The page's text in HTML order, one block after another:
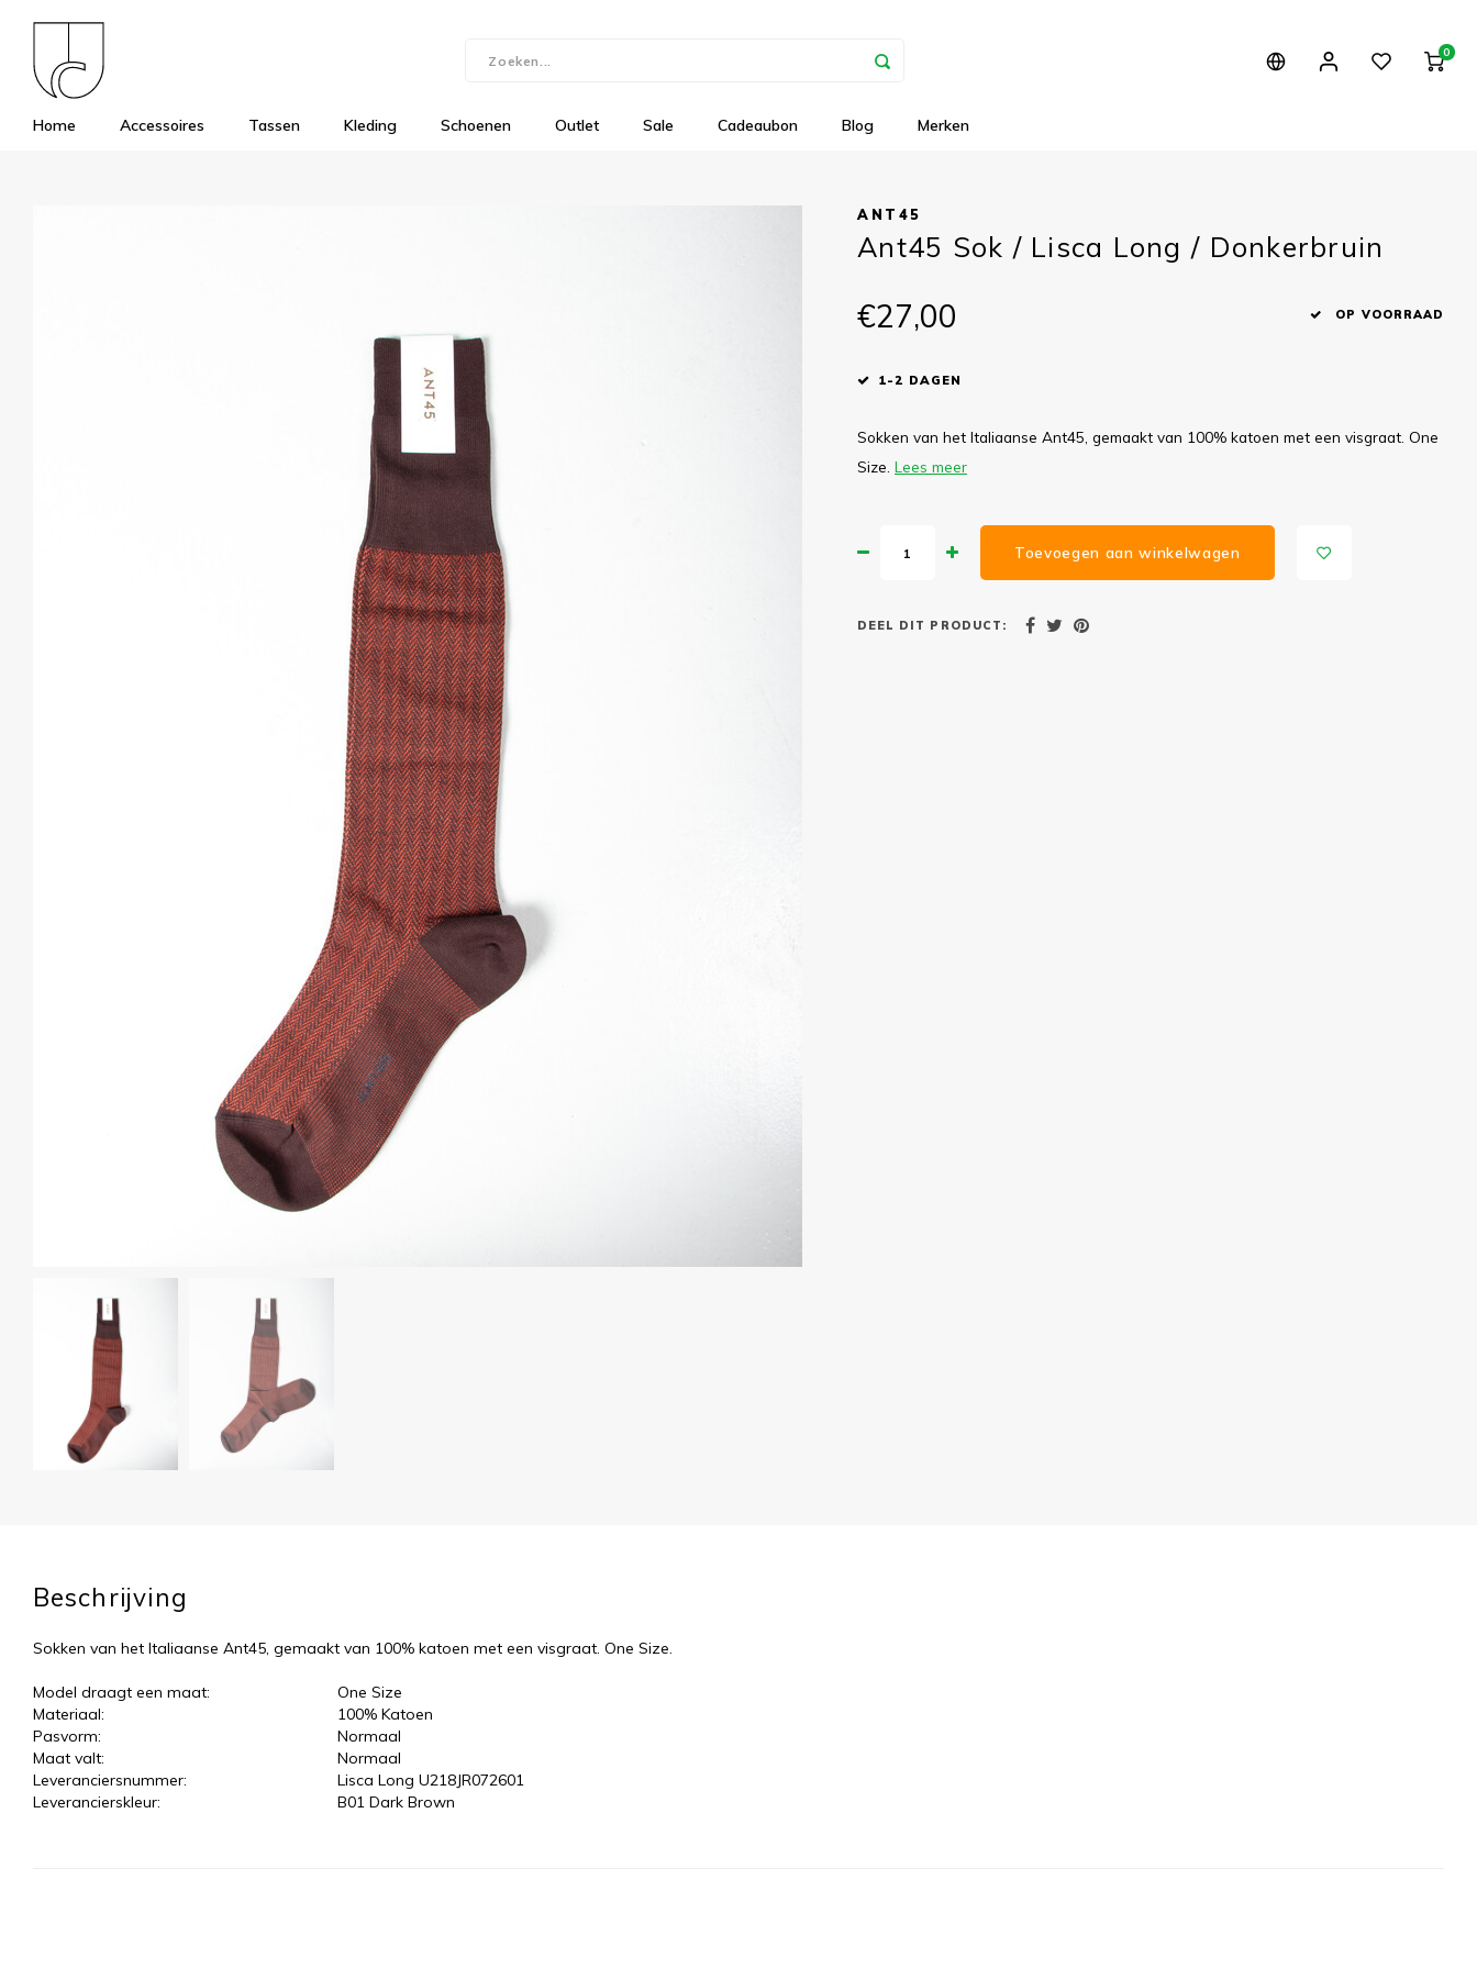
0
Home Accessoires Tassen Kleding Schoenen Outlet Sale Cadeaubon Blog Merken
ANT45
Ant45 Sok / Lisca Long / Donkerbruin
€27,00 OP VOORRAAD
1-2 DAGEN
Sokken van het Italiaanse Ant45, gemaakt van 100% katoen met een visgraat. One
Size. Lees meer
Toevoegen aan winkelwagen
DEEL DIT PRODUCT:
Beschrijving
Sokken van het Italiaanse Ant45, gemaakt van 100% katoen met een visgraat. One Size.
Model draagt een maat:
One Size
Materiaal:
100% Katoen
Pasvorm:
Normaal
Maat valt:
Normaal
Leveranciersnummer:
Lisca Long U218JR072601
Leverancierskleur:
B01 Dark Brown